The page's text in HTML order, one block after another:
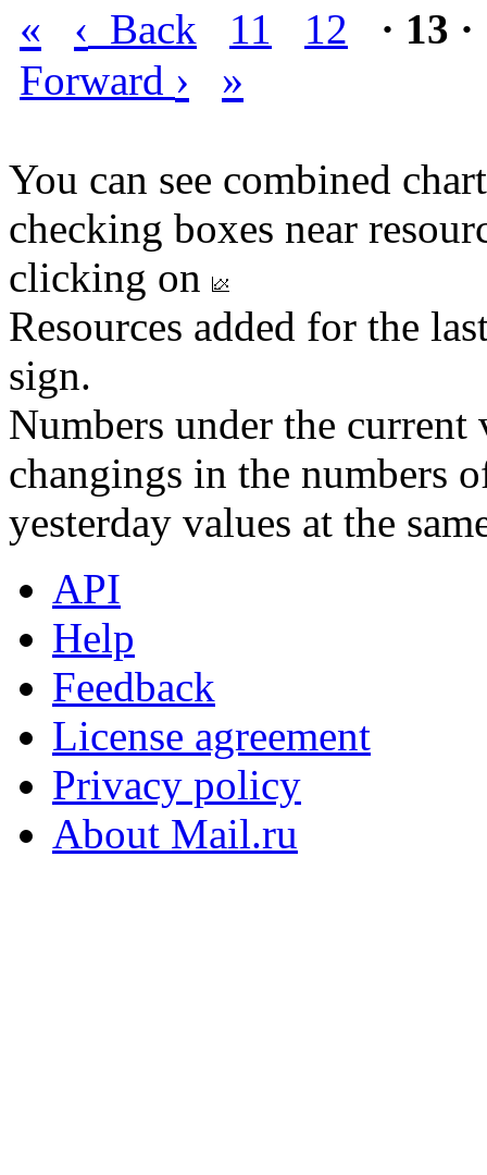
« ‹ Back 11 12
· 13 ·
Forward › »
You can see combined
checking boxes near
clicking on
Resources added for the
sign.
Numbers under the
changings in the numbers
yesterday values at the
API
Help
Feedback
License agreement
Privacy policy
About Mail.ru